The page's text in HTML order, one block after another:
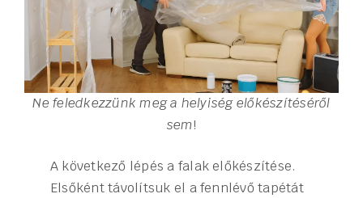
Ne feledkezzünk meg a helyiség előkészítéséről
sem!
A következő lépés a falak előkészítése.
Elsőként távolítsuk el a fennlévő tapétát